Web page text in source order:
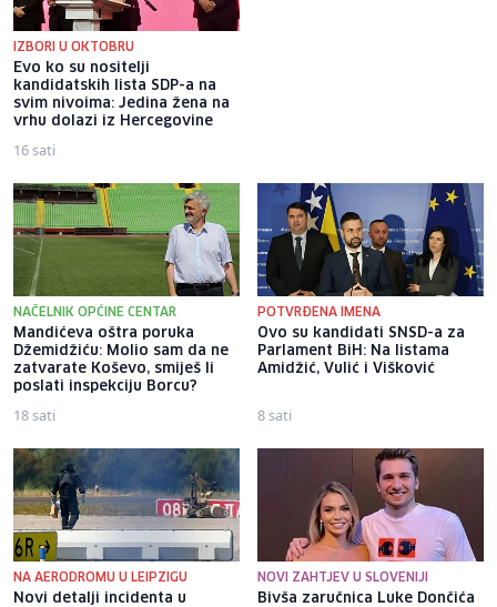
IZBORI U OKTOBRU
Evo ko su nositelji
kandidatskih lista SDP-a na
svim nivoima: Jedina žena na
vrhu dolazi iz Hercegovine
16 sati
NAČELNIK OPĆINE CENTAR
Mandićeva oštra poruka
Džemidžiću: Molio sam da ne
zatvarate Koševo, smiješ li
poslati inspekciju Borcu?
18 sati
POTVRĐENA IMENA
Ovo su kandidati SNSD-a za
Parlament BiH: Na listama
Amidžić, Vulić i Višković
8 sati
NA AERODROMU U LEIPZIGU
Novi detalji incidenta u
NOVI ZAHTJEV U SLOVENIJI
Bivša zaručnica Luke Dončića